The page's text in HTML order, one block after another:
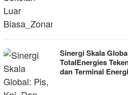
Sinergi Skala
TotalEnergies
dan Terminal Energi